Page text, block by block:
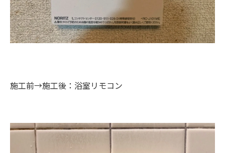
施工前→施工後：浴室リモコン